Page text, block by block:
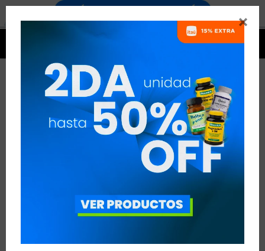

PRODUCTOS UNDER FIVE
RECOMENDADOS